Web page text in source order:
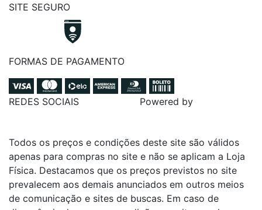
SITE SEGURO
FORMAS DE PAGAMENTO
REDES SOCIAIS Powered by
Todos os preços e condições deste site são válidos
apenas para compras no site e não se aplicam a Loja
Física. Destacamos que os preços previstos no site
prevalecem aos demais anunciados em outros meios
de comunicação e sites de buscas. Em caso de